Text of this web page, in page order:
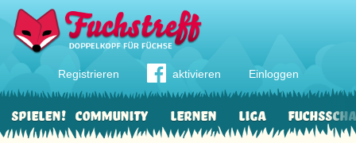
Registrieren aktivieren Einloggen
Community Lernen Liga
Spielen!